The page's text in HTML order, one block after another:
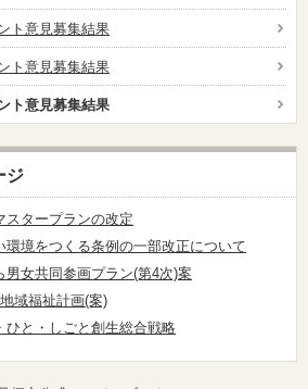
ト意見募集結果
ト意見募集結果
ト意見募集結果
ジ
スタープランの改定
環境をつくる条例の一部改正について
女共同参画プラン(第4次)案
域福祉計画(案)
ひと・しごと創生総合戦略